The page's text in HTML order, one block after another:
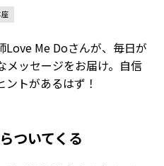
Love Me Doさんが、毎日が
メッセージをお届け。自信
トがあるはず！
ついてくる